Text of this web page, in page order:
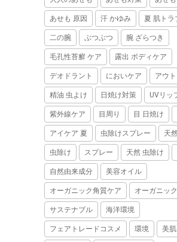
あせも 原因 汗 かゆみ 夏 肌トラ
二の腕 ぶつぶつ 腕 ざらつき
毛孔性苔癬 ケア 露出 ボディケア
デオドラント においケア アウ
精油 虫よけ 日焼け対策 UVリッ
紫外線ケア 目周り 目 日焼け
アイケア 夏 虫除けスプレー 天
虫除け スプレー 天然 虫除け
自然由来成分 美容オイル
オーガニック角質ケア オーガニッ
サステナブル 海洋環境
フェアトレードコスメ 環境 美肌